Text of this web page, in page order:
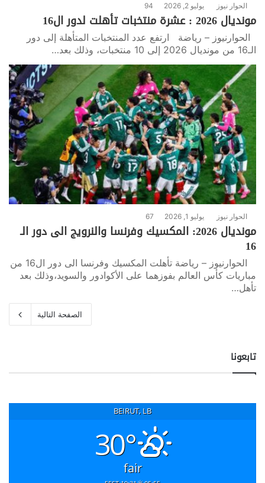
الحوار نيوز يوليو 2, 2026 94
مونديال 2026 : عشرة منتخبات تأهلت لدور ال16
الحوارنيوز – رياضة ارتفع عدد المنتخبات المتأهلة إلى دور
الـ16 من مونديال 2026 إلى 10 منتخبات، وذلك بعد…
الحوار نيوز يوليو 1, 2026 67
مونديال 2026: المكسيك وفرنسا والنرويج الى دور الـ
16
الحوارنيوز – رياضة تأهلت المكسيك وفرنسا الى دور ال16 من
مباريات كأس العالم بفوزهما على الأكوادور والسويد،وذلك بعد
تأهل…
الصفحة التالية
تابعونا
BEIRUT, LB
30°
fair